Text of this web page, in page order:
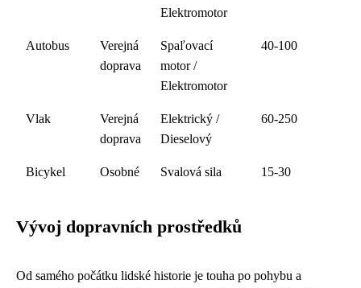
Elektromotor
Autobus
Verejná
doprava
Spaľovací
motor /
Elektromotor
40-100
Vlak
Verejná
doprava
Elektrický /
Dieselový
60-250
Bicykel Osobné Svalová sila 15-30
Vývoj dopravních prostředků
Od samého počátku lidské historie je touha po pohybu a